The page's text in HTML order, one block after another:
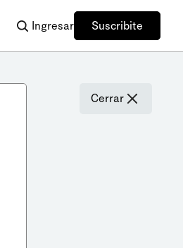
Ingresar Suscribite
Cerrar